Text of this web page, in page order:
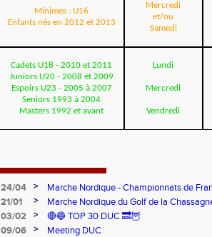
Minimes : U16
Enfants nés en 2012 et 2013
Mercredi
et/ou
Samedi
Cadets U18 - 2010 et 2011
Juniors U20 - 2008 et 2009
Espoirs U23 - 2005 à 2007
Seniors 1993 à 2004
Masters 1992 et avant
Lundi
Mercredi
Vendredi
24/04 >
Marche Nordique - Championnats de
21/01
>
Marche Nordique du Golf de la
03/02
>
🔴🔵 TOP 30 DUC 🔜🦉
09/06
>
Meeting DUC